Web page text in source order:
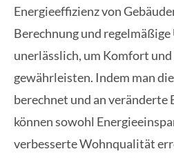
Energieeffizienz von
Berechnung und
unerlässlich, um Komfort und
gewährleisten. Indem man
berechnet und an veränderte
können sowohl
verbesserte Wohnqualität